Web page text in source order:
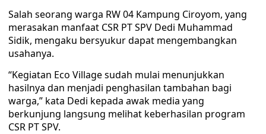
Salah seorang warga RW 04 Kampung Ciroyom, yang
merasakan manfaat CSR PT SPV Dedi Muhammad
Sidik, mengaku bersyukur dapat mengembangkan
usahanya.
“Kegiatan Eco Village sudah mulai menunjukkan
hasilnya dan menjadi penghasilan tambahan bagi
warga,” kata Dedi kepada awak media yang
berkunjung langsung melihat keberhasilan program
CSR PT SPV.